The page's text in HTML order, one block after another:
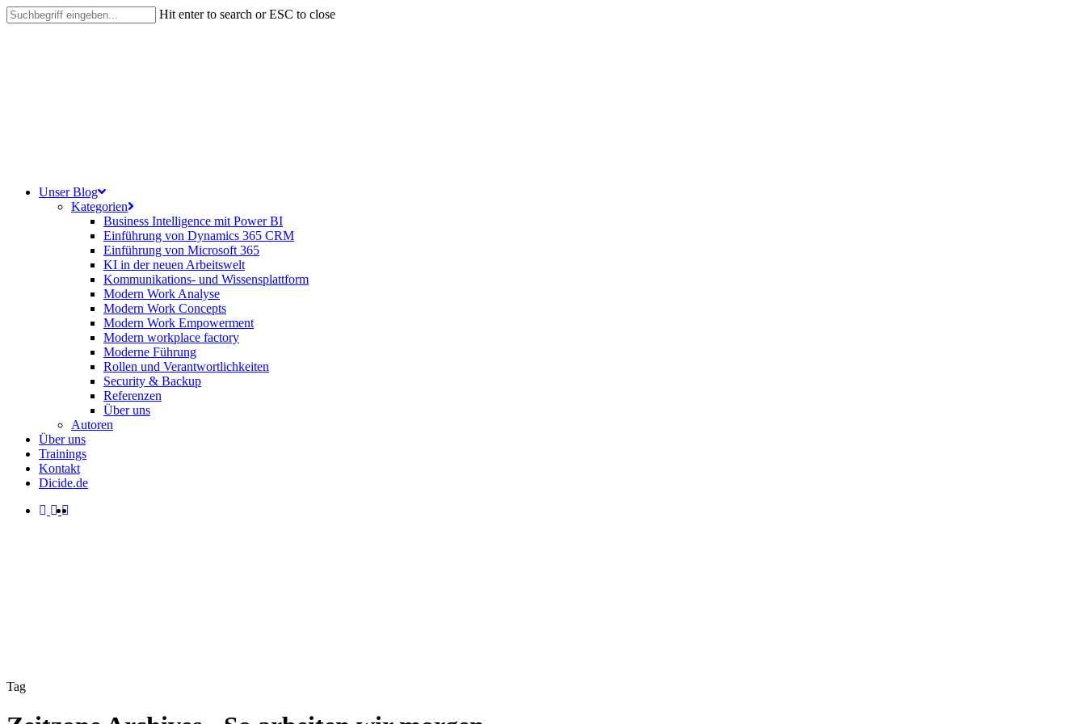
Skip
to
Hit enter to search or ESC to close
search
Menu
Unser Blog
Kategorien
Business Intelligence mit Power BI
Einführung von Dynamics 365 CRM
Einführung von Microsoft 365
KI in der neuen Arbeitswelt
Kommunikations- und Wissensplattform
Modern Work Analyse
Modern Work Concepts
Modern Work Empowerment
Modern workplace factory
Moderne Führung
Rollen und Verantwortlichkeiten
Security & Backup
Referenzen
Über uns
Autoren
Über uns
Trainings
Kontakt
Dicide.de
facebook
linkedin
instagram
Tag